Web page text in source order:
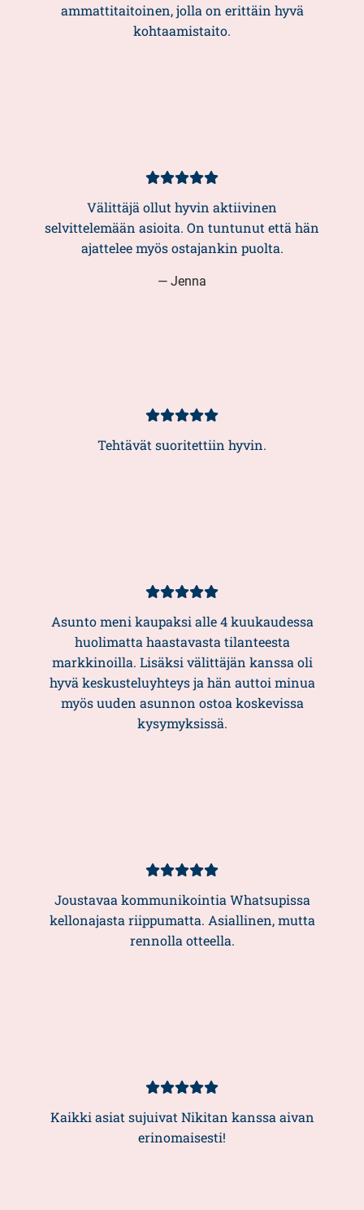
ammattitaitoinen, jolla on erittäin hyvä
kohtaamistaito.
Asiakasarvio
5/5
Välittäjä ollut hyvin aktiivinen
selvittelemään asioita. On tuntunut että hän
ajattelee myös ostajankin puolta.
— Jenna
Asiakasarvio
5/5
Tehtävät suoritettiin hyvin.
Asiakasarvio
Asunto meni kaupaksi alle 4 kuukaudessa
huolimatta haastavasta tilanteesta
markkinoilla. Lisäksi välittäjän kanssa oli
hyvä keskusteluyhteys ja hän auttoi minua
myös uuden asunnon ostoa koskevissa
kysymyksissä.
Asiakasarvio
Joustavaa kommunikointia Whatsupissa
kellonajasta riippumatta. Asiallinen, mutta
rennolla otteella.
Asiakasarvio
5/5
Kaikki asiat sujuivat Nikitan kanssa aivan
erinomaisesti!